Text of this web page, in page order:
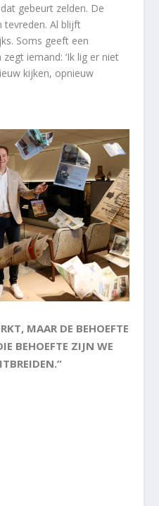
gebeurt zelden. De
tevreden. Al blijft
Soms geeft een
iemand: ‘Ik lig er niet
kijken, opnieuw
MAAR DE BEHOEFTE
BEHOEFTE ZIJN WE